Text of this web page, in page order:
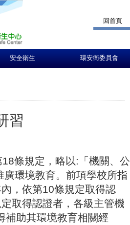
回首頁
安全衛生 環安衛委員會
習
18條規定 ， 略以: 「 機關、 公
廣環境教育。 前項學校所指
內 ， 依第10條規定取得認
定取得認證者 ， 各級主管機
補助其環境教育相關經